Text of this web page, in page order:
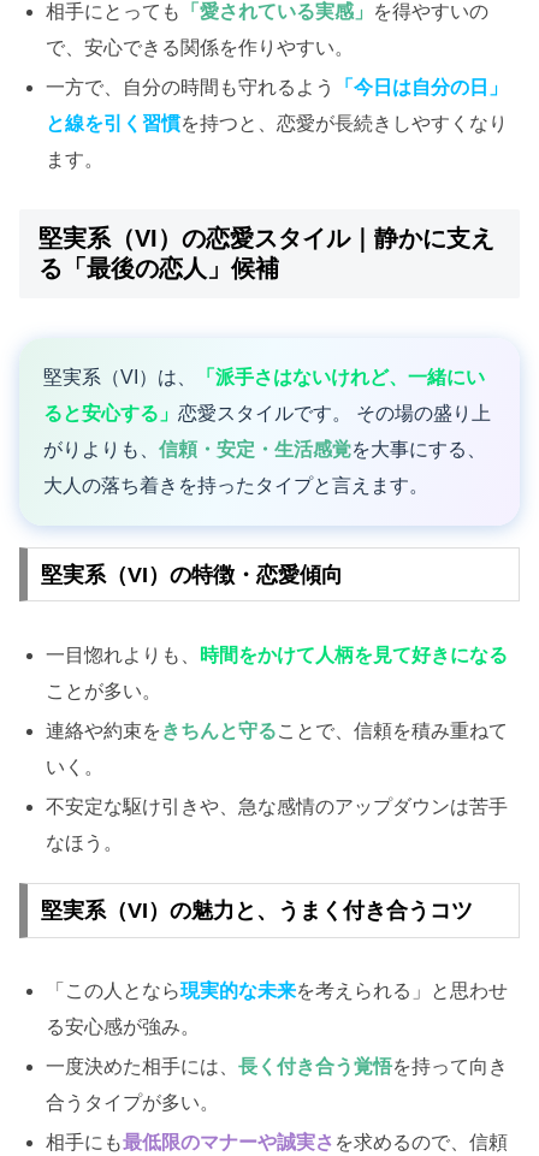
相手にとっても
「愛されている実感」 を得やすいの
で、安心できる関係を作りやすい。
一方で、自分の時間も守れるよう
「今日は自分の日」
と線を引く習慣を持つと、恋愛が長続きしやすくなり
ます。
堅実系（VI）の恋愛スタイル｜静かに支え
る「最後の恋人」候補
堅実系（VI）は、
「派手さはないけれど、一緒にい
ると安心する」 恋愛スタイルです。 その場の盛り上
がりよりも、 信頼・安定・生活感覚を大事にする、
大人の落ち着きを持ったタイプと言えます。
堅実系（VI）の特徴・恋愛傾向
一目惚れよりも、 時間をかけて人柄を見て好きになる
ことが多い。
連絡や約束をきちんと守ることで、信頼を積み重ねて
いく。
不安定な駆け引きや、急な感情のアップダウンは苦手
なほう。
堅実系（VI）の魅力と、うまく付き合うコツ
「この人となら現実的な未来を考えられる」と思わせ
る安心感が強み。
一度決めた相手には、長く付き合う覚悟を持って向き
合うタイプが多い。
相手にも最低限のマナーや誠実さ を求めるので、信頼